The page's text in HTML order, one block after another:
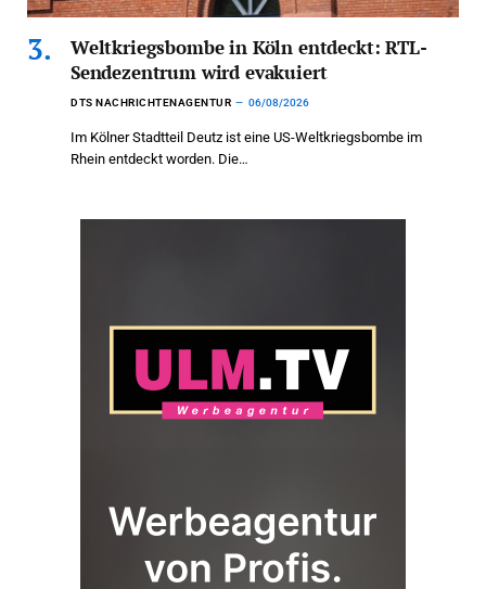
Weltkriegsbombe in Köln entdeckt: RTL-
Sendezentrum wird evakuiert
DTS NACHRICHTENAGENTUR 06/08/2026
Im Kölner Stadtteil Deutz ist eine US-Weltkriegsbombe im
Rhein entdeckt worden. Die…